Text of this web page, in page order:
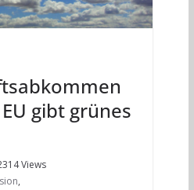
gibt grünes
Views
,